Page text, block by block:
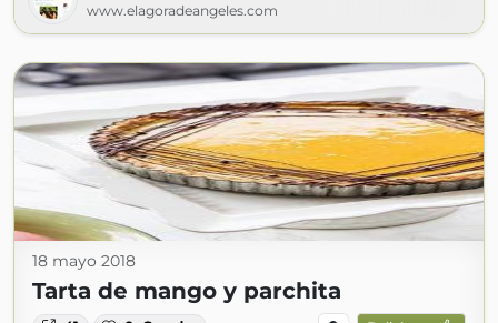
www.elagoradeangeles.com
18 mayo 2018
Tarta de mango y parchita